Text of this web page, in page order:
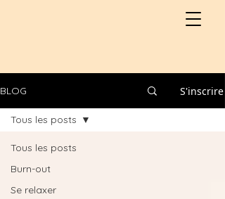
BLOG S'inscrire
Tous les posts
Burn-out
Se relaxer
Tous les posts